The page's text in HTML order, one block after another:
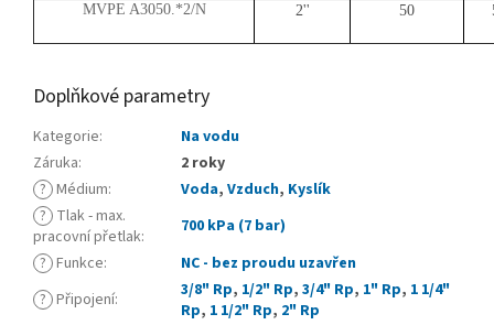
MVPE A3050.*2/N 2'' 50
Doplňkové parametry
Kategorie:
Na vodu
Záruka:
2 roky
? Médium: Voda, Vzduch, Kyslík
? Tlak - max.
pracovní přetlak:
700 kPa (7 bar)
? Funkce:
NC - bez proudu uzavřen
? Připojení: 3/8" Rp, 1/2" Rp, 3/4" Rp, 1" Rp, 1 1/4"
Rp, 1 1/2" Rp, 2" Rp